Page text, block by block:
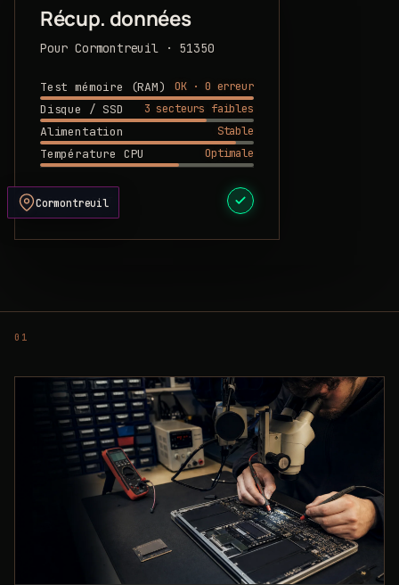
Récup. données
Pour Cormontreuil · 51350
Test mémoire (RAM)
OK · 0 erreur
Disque / SSD
3 secteurs faibles
Alimentation
Stable
Température CPU
Optimale
DEVIS PRÊT
Cormontreuil